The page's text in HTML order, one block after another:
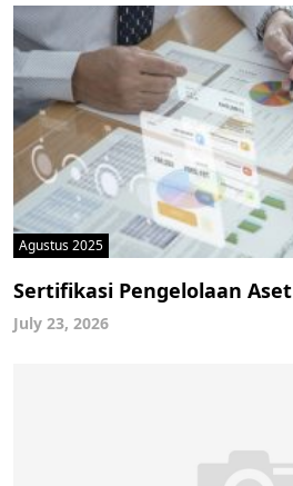
Agustus 2025
Sertifikasi Pengelolaan Aset
July 23, 2026